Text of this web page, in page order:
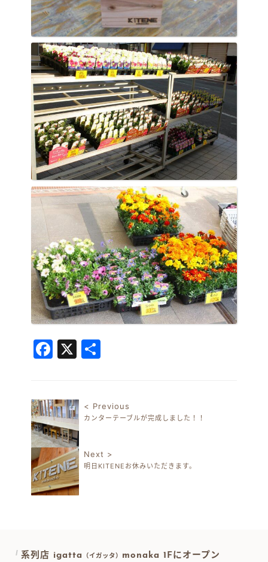
Facebook
X
投稿ナビゲーション
< Previous
カンターテーブルが完成しました！！
Next >
明日KITENEお休みいただきます。
系列店 igatta （イガッタ） monaka 1Fにオープン